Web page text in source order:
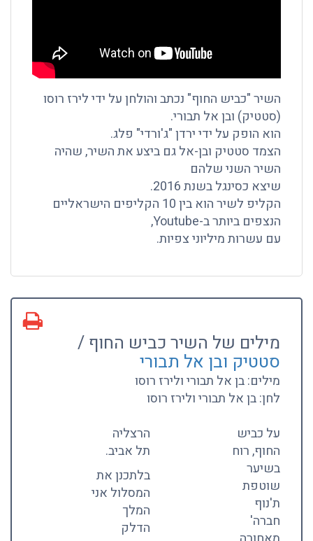
השיר "כביש החוף" נכתב והולחן על ידי לירז רוסו
(סטטיק) ובן אל תבורי.
הוא הופק על ידי ירדן "ג'ורדי" פלג.
הצמד סטטיק ובן-אל גם ביצע את השיר, שהיה
השיר השני שלהם
שיצא כסינגל בשנת 2016.
הקליפ לשיר הוא בין 10 הקליפים הישראליים
הנצפים ביותר ב-Youtube,
עם עשרות מיליוני צפיות.
מילים של השיר כביש החוף /
סטטיק ובן אל תבורי
מילים: בן אל תבורי ולירז רוסו
לחן: בן אל תבורי ולירז רוסו
על כביש
החוף, רוח
בשיער
שוטפת
ת'נוף
חברה'
הרצליה
תל אביב.
בלתכנן את
המסלול אני
המלך
הדלק